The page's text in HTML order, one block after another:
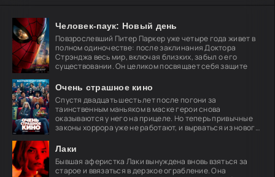
Человек-паук: Новый день
Повзрослевший Питер Паркер уже четыре года живет в
полном одиночестве: после заклинания Доктора
Стрэнджа весь мир, включая близких, забыл о его
существовании. Он целиком посвящает себя защите
Очень страшное кино
Спустя двадцать шесть лет после погони за
таинственным маньяком в маске герои снова
оказываются у него на прицеле. Но теперь привычные
законы хоррора уже не работают, и вырваться из нового
Лаки
Бывшая аферистка Лаки вынуждена вновь взяться за
старое и ввязаться в дерзкое ограбление. Она